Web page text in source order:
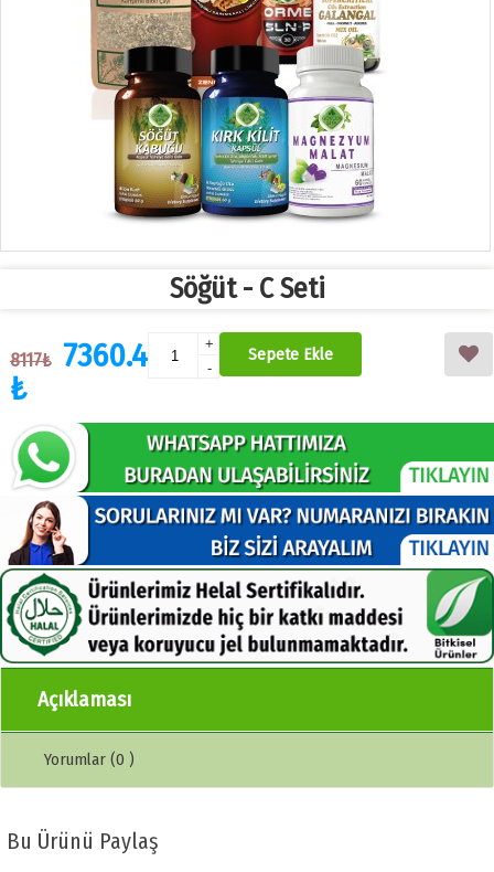
Söğüt - C Seti
8117₺ 7360.4
₺
+
-
Sepete Ekle
Açıklaması
Yorumlar (0 )
Bu Ürünü Paylaş